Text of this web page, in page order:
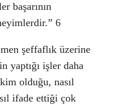
başarının
6
şeffaflık üzerine
yaptığı işler daha
olduğu, nasıl
ifade ettiği çok